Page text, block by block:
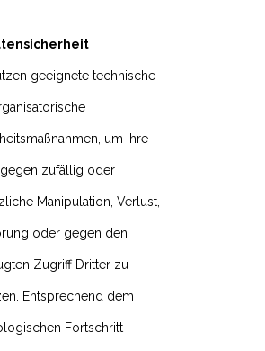
geeignete technische
um Ihre
gegen zufällig oder
Manipulation, Verlust,
oder gegen den
Zugriff Dritter zu
Entsprechend dem
Fortschritt